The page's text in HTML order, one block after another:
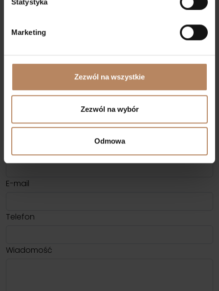
Statystyka
Marketing
Zezwól na wszystkie
Zezwól na wybór
Odmowa
Profil agenta
E-mail
Telefon
Wiadomość